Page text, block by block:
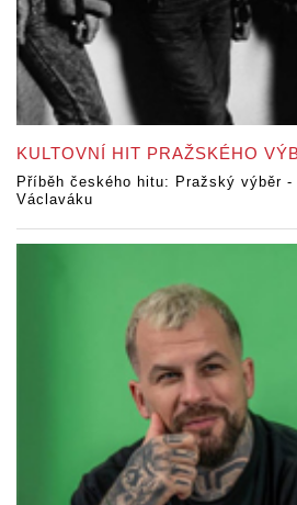
KULTOVNÍ HIT PRAŽSKÉHO
Příběh českého hitu: Pražský výběr -
Václaváku